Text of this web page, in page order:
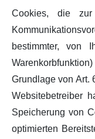
Cookies, die zur
bestimmter, von
Grundlage von Art.
Websitebetreiber
Speicherung von
optimierten